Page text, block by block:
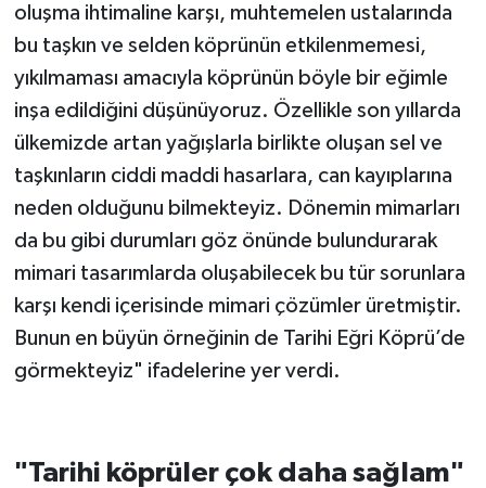
oluşma ihtimaline karşı, muhtemelen ustalarında
bu taşkın ve selden köprünün etkilenmemesi,
yıkılmaması amacıyla köprünün böyle bir eğimle
inşa edildiğini düşünüyoruz. Özellikle son yıllarda
ülkemizde artan yağışlarla birlikte oluşan sel ve
taşkınların ciddi maddi hasarlara, can kayıplarına
neden olduğunu bilmekteyiz. Dönemin mimarları
da bu gibi durumları göz önünde bulundurarak
mimari tasarımlarda oluşabilecek bu tür sorunlara
karşı kendi içerisinde mimari çözümler üretmiştir.
Bunun en büyün örneğinin de Tarihi Eğri Köprü’de
görmekteyiz" ifadelerine yer verdi.
"Tarihi köprüler çok daha sağlam"